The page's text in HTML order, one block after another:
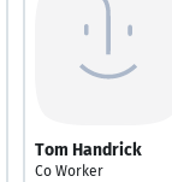
Tom Handrick
Co Worker